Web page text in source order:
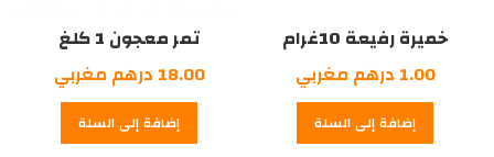
خميرة رفيعة 10غرام
1.00 درهم مغربي
إضافة إلى السلة
تمر معجون 1 كلغ
18.00 درهم مغربي
إضافة إلى السلة